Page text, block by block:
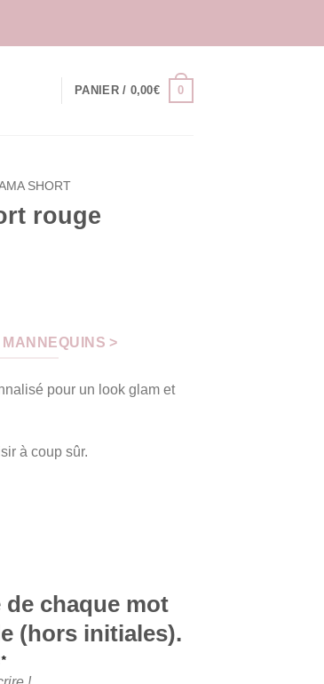
PANIER / 0,00€ 0
SHORT
rouge
>
pour un look glam et
à coup sûr.
de chaque mot
(hors initiales).
*